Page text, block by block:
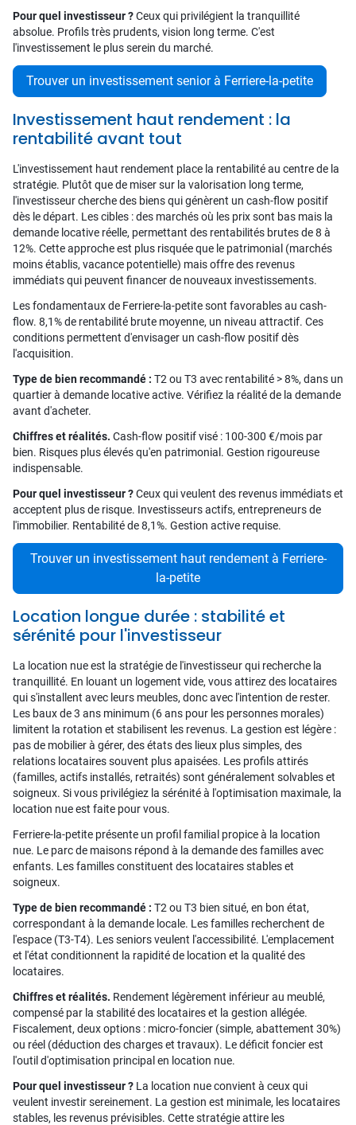
Pour quel investisseur ?Ceux qui privilégient la tranquillité
absolue. Profils très prudents, vision long terme. C'est
l'investissement le plus serein du marché.
Trouver un investissement senior à Ferriere-la-petite
Investissement haut rendement : la
rentabilité avant tout
L'investissement haut rendement place la rentabilité au centre de la
stratégie. Plutôt que de miser sur la valorisation long terme,
l'investisseur cherche des biens qui génèrent un cash-flow positif
dès le départ. Les cibles : des marchés où les prix sont bas mais la
demande locative réelle, permettant des rentabilités brutes de 8 à
12%. Cette approche est plus risquée que le patrimonial (marchés
moins établis, vacance potentielle) mais offre des revenus
immédiats qui peuvent financer de nouveaux investissements.
Les fondamentaux de Ferriere-la-petite sont favorables au cash-
flow. 8,1% de rentabilité brute moyenne, un niveau attractif. Ces
conditions permettent d'envisager un cash-flow positif dès
l'acquisition.
Type de bien recommandé : T2 ou T3 avec rentabilité > 8%, dans un
quartier à demande locative active. Vérifiez la réalité de la demande
avant d'acheter.
Chiffres et réalités. Cash-flow positif visé : 100-300 €/mois par
bien. Risques plus élevés qu'en patrimonial. Gestion rigoureuse
indispensable.
Pour quel investisseur ?Ceux qui veulent des revenus immédiats et
acceptent plus de risque. Investisseurs actifs, entrepreneurs de
l'immobilier. Rentabilité de 8,1%. Gestion active requise.
Trouver un investissement haut rendement à Ferriere-
la-petite
Location longue durée : stabilité et
sérénité pour l'investisseur
La location nue est la stratégie de l'investisseur qui recherche la
tranquillité. En louant un logement vide, vous attirez des locataires
qui s'installent avec leurs meubles, donc avec l'intention de rester.
Les baux de 3 ans minimum (6 ans pour les personnes morales)
limitent la rotation et stabilisent les revenus. La gestion est légère :
pas de mobilier à gérer, des états des lieux plus simples, des
relations locataires souvent plus apaisées. Les profils attirés
(familles, actifs installés, retraités) sont généralement solvables et
soigneux. Si vous privilégiez la sérénité à l'optimisation maximale, la
location nue est faite pour vous.
Ferriere-la-petite présente un profil familial propice à la location
nue. Le parc de maisons répond à la demande des familles avec
enfants. Les familles constituent des locataires stables et
soigneux.
Type de bien recommandé : T2 ou T3 bien situé, en bon état,
correspondant à la demande locale. Les familles recherchent de
l'espace (T3-T4). Les seniors veulent l'accessibilité. L'emplacement
et l'état conditionnent la rapidité de location et la qualité des
locataires.
Chiffres et réalités. Rendement légèrement inférieur au meublé,
compensé par la stabilité des locataires et la gestion allégée.
Fiscalement, deux options : micro-foncier (simple, abattement 30%)
ou réel (déduction des charges et travaux). Le déficit foncier est
l'outil d'optimisation principal en location nue.
Pour quel investisseur ? La location nue convient à ceux qui
veulent investir sereinement. La gestion est minimale, les locataires
stables, les revenus prévisibles. Cette stratégie attire les